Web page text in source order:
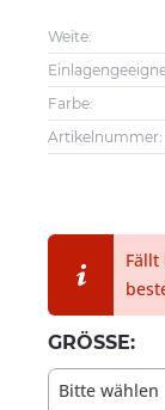
Weite:
Farbe:
Artikelnummer:
GRÖSSE:
Bitte wählen